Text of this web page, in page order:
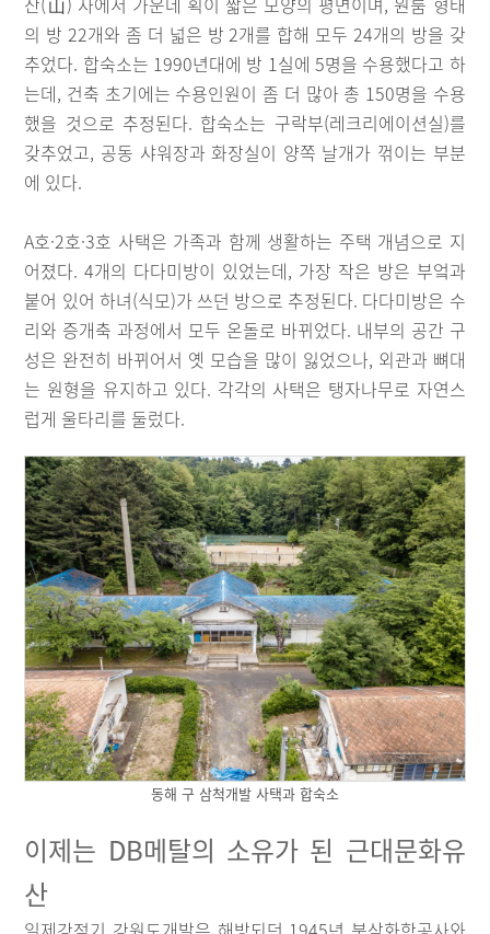
의 방 22개와 좀 더 넓은 방 2개를 합해 모두 24개의 방을 갖
추었다. 합숙소는 1990년대에 방 1실에 5명을 수용했다고 하
는데, 건축 초기에는 수용인원이 좀 더 많아 총 150명을 수용
했을 것으로 추정된다. 합숙소는 구락부(레크리에이션실)를
갖추었고, 공동 샤워장과 화장실이 양쪽 날개가 꺾이는 부분
에 있다.
A호·2호·3호 사택은 가족과 함께 생활하는 주택 개념으로 지
어졌다. 4개의 다다미방이 있었는데, 가장 작은 방은 부엌과
붙어 있어 하녀(식모)가 쓰던 방으로 추정된다. 다다미방은 수
리와 증개축 과정에서 모두 온돌로 바뀌었다. 내부의 공간 구
성은 완전히 바뀌어서 옛 모습을 많이 잃었으나, 외관과 뼈대
는 원형을 유지하고 있다. 각각의 사택은 탱자나무로 자연스
럽게 울타리를 둘렀다.
동해 구 삼척개발 사택과 합숙소
이제는 DB메탈의 소유가 된 근대문화유
산